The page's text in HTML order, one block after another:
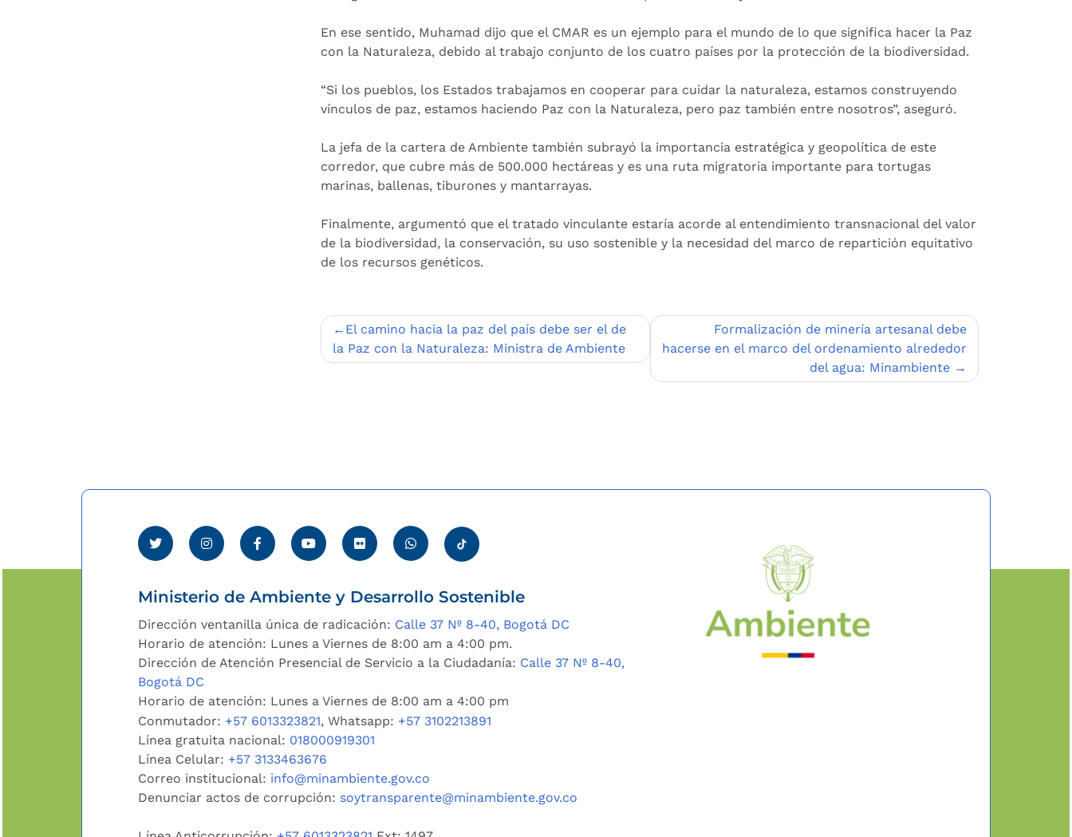
En ese sentido, Muhamad dijo que el CMAR es un ejemplo para el mundo de lo que significa hacer la Paz
con la Naturaleza, debido al trabajo conjunto de los cuatro países por la protección de la biodiversidad.
“Si los pueblos, los Estados trabajamos en cooperar para cuidar la naturaleza, estamos construyendo
vínculos de paz, estamos haciendo Paz con la Naturaleza, pero paz también entre nosotros”, aseguró.
La jefa de la cartera de Ambiente también subrayó la importancia estratégica y geopolítica de este
corredor, que cubre más de 500.000 hectáreas y es una ruta migratoria importante para tortugas
marinas, ballenas, tiburones y mantarrayas.
Finalmente, argumentó que el tratado vinculante estaría acorde al entendimiento transnacional del valor
de la biodiversidad, la conservación, su uso sostenible y la necesidad del marco de repartición equitativo
de los recursos genéticos.
Navegación
de
El camino hacia la paz del país debe ser el de
la Paz con la Naturaleza: Ministra de Ambiente
Formalización de minería artesanal debe
hacerse en el marco del ordenamiento alrededor
del agua: Minambiente
Ministerio de Ambiente y Desarrollo Sostenible
Dirección ventanilla única de radicación: Calle 37 Nº 8-40, Bogotá DC
Horario de atención: Lunes a Viernes de 8:00 am a 4:00 pm.
Dirección de Atención Presencial de Servicio a la Ciudadanía: Calle 37 Nº 8-40,
Bogotá DC
Horario de atención: Lunes a Viernes de 8:00 am a 4:00 pm
Conmutador: +57 6013323821, Whatsapp: +57 3102213891
Línea gratuita nacional: 018000919301
Línea Celular: +57 3133463676
Correo institucional: info@minambiente.gov.co
Denunciar actos de corrupción: soytransparente@minambiente.gov.co